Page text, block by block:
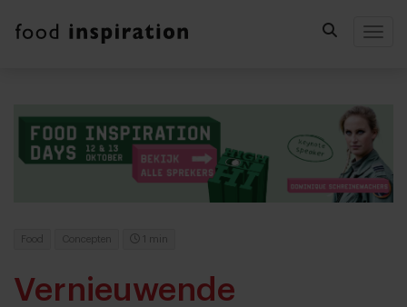
Food Concepten 1 min
Vernieuwende